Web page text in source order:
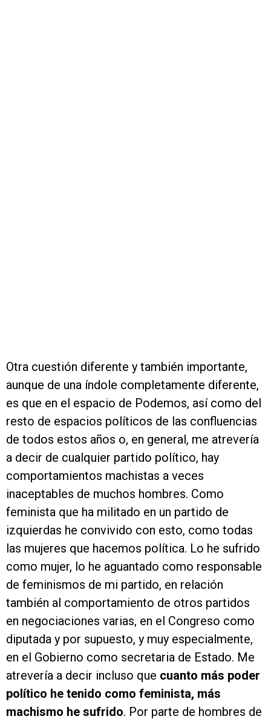
Otra cuestión diferente y también importante,
aunque de una índole completamente diferente,
es que en el espacio de Podemos, así como del
resto de espacios políticos de las confluencias
de todos estos años o, en general, me atrevería
a decir de cualquier partido político, hay
comportamientos machistas a veces
inaceptables de muchos hombres. Como
feminista que ha militado en un partido de
izquierdas he convivido con esto, como todas
las mujeres que hacemos política. Lo he sufrido
como mujer, lo he aguantado como responsable
de feminismos de mi partido, en relación
también al comportamiento de otros partidos
en negociaciones varias, en el Congreso como
diputada y por supuesto, y muy especialmente,
en el Gobierno como secretaria de Estado. Me
atrevería a decir incluso que cuanto más poder
político he tenido como feminista, más
machismo he sufrido. Por parte de hombres de